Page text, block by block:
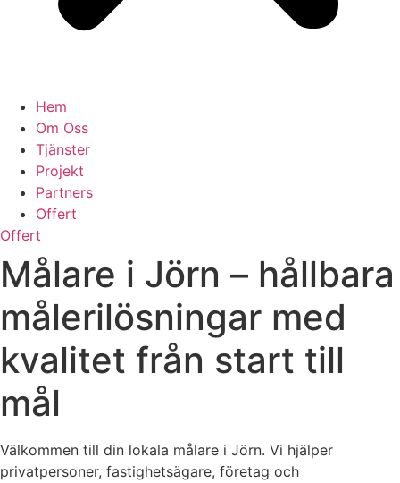
Hem
Om Oss
Tjänster
Projekt
Partners
Offert
Offert
Målare i Jörn – hållbara
målerilösningar med
kvalitet från start till
mål
Välkommen till din lokala målare i Jörn. Vi hjälper
privatpersoner, fastighetsägare, företag och